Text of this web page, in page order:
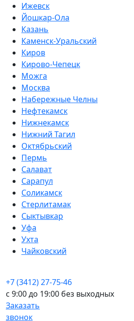
Ижевск
Йошкар-Ола
Казань
Каменск-Уральский
Киров
Кирово-Чепецк
Можга
Москва
Набережные Челны
Нефтекамск
Нижнекамск
Нижний Тагил
Октябрьский
Пермь
Салават
Сарапул
Соликамск
Стерлитамак
Сыктывкар
Уфа
Ухта
Чайковский
+7 (3412) 27-75-46
c 9:00 до 19:00 без выходных
Заказать
звонок